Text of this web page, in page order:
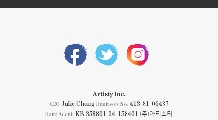
Artisty Inc.
CEO Julie Chung Business No. 413-81-06437
Bank Accnt. KB 358801-04-158401 (주)아티스티